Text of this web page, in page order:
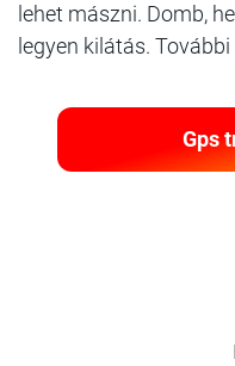
lehet mászni. Domb,
legyen kilátás.
Gps